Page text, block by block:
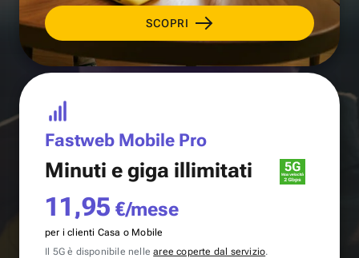
SCOPRI
Fastweb Mobile Pro
Minuti e giga illimitati
11,95 €/mese
per i clienti Casa o Mobile
Il 5G è disponibile nellearee coperte dal servizio.